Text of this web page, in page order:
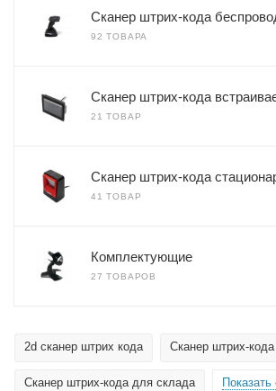
Сканер штрих-кода
92 ТОВАРА
Сканер штрих-кода
21 ТОВАР
Сканер штрих-кода
41 ТОВАР
Комплектующие
27 ТОВАРОВ
2d сканер штрих кода Сканер штрих-
Сканер штрих-кода для склада